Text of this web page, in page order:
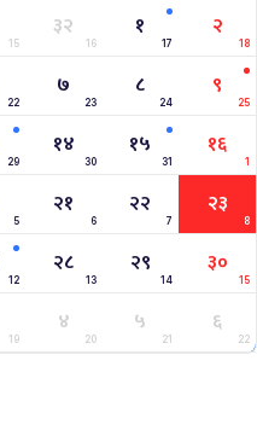
15
३२
16
१
17
२
18
22
७
23
८
24
९
25
29
१४
30
१५
31
१६
1
5
२१
6
२२
7
२३
8
12
२८
13
२९
14
३०
15
19
४
20
५
21
६
22